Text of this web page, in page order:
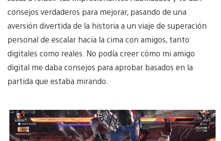
consejos verdaderos para mejorar, pasando de una
aversión divertida de la historia a un viaje de superación
personal de escalar hacia la cima con amigos, tanto
digitales como reales. No podía creer cómo mi amigo
digital me daba consejos para aprobar basados en la
partida que estaba mirando.